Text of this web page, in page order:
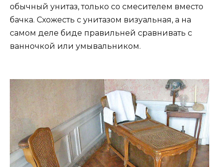
обычный унитаз, только со смесителем вместо
бачка. Схожесть с унитазом визуальная, а на
самом деле биде правильней сравнивать с
ванночкой или умывальником.